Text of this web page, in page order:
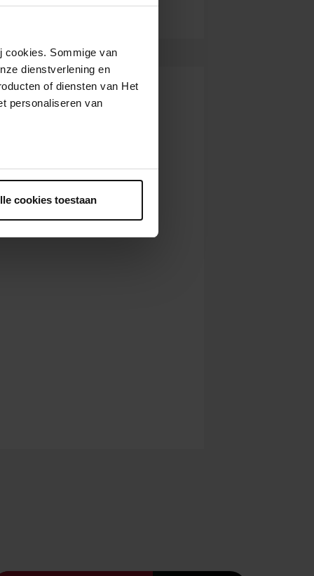
cookies. Sommige van
dienstverlening en
of diensten van Het
personaliseren van
cookies toestaan